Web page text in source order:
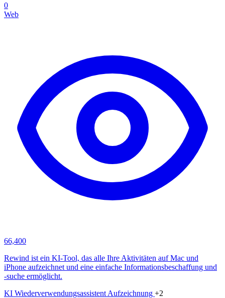
0
Web
66,400
Rewind ist ein KI-Tool, das alle Ihre Aktivitäten auf Mac und
iPhone aufzeichnet und eine einfache Informationsbeschaffung und
-suche ermöglicht.
KI Wiederverwendungsassistent Aufzeichnung +2